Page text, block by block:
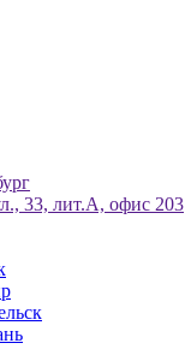
33, лит.А, офис 203